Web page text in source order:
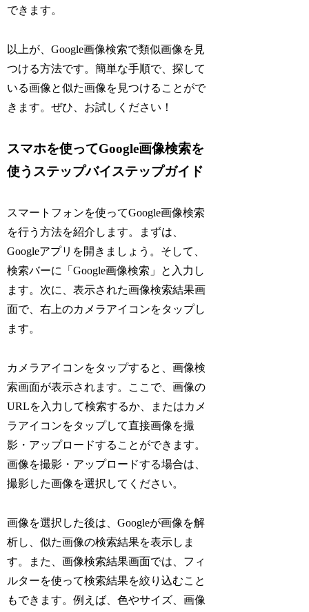
できます。
以上が、Google画像検索で類似画像を見
つける方法です。簡単な手順で、探して
いる画像と似た画像を見つけることがで
きます。ぜひ、お試しください！
スマホを使ってGoogle画像検索を
使うステップバイステップガイド
スマートフォンを使ってGoogle画像検索
を行う方法を紹介します。まずは、
Googleアプリを開きましょう。そして、
検索バーに「Google画像検索」と入力し
ます。次に、表示された画像検索結果画
面で、右上のカメラアイコンをタップし
ます。
カメラアイコンをタップすると、画像検
索画面が表示されます。ここで、画像の
URLを入力して検索するか、またはカメ
ラアイコンをタップして直接画像を撮
影・アップロードすることができます。
画像を撮影・アップロードする場合は、
撮影した画像を選択してください。
画像を選択した後は、Googleが画像を解
析し、似た画像の検索結果を表示しま
す。また、画像検索結果画面では、フィ
ルターを使って検索結果を絞り込むこと
もできます。例えば、色やサイズ、画像